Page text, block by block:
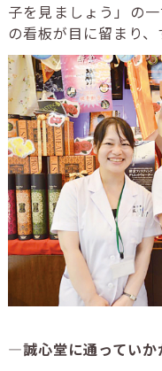
子を見ましょう」の
の看板が目に留まり
―誠心堂に通っていか